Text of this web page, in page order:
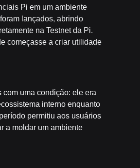
Pi em um ambiente
lançados, abrindo
na Testnet da Pi.
começasse a criar utilidade
uma condição: ele era
interno enquanto
permitiu aos usuários
a moldar um ambiente